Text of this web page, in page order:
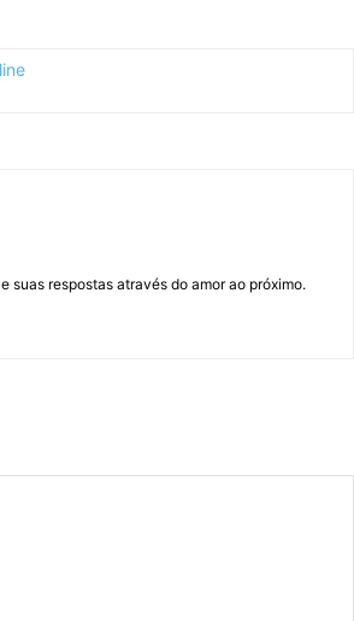
suas respostas através do amor ao próximo.